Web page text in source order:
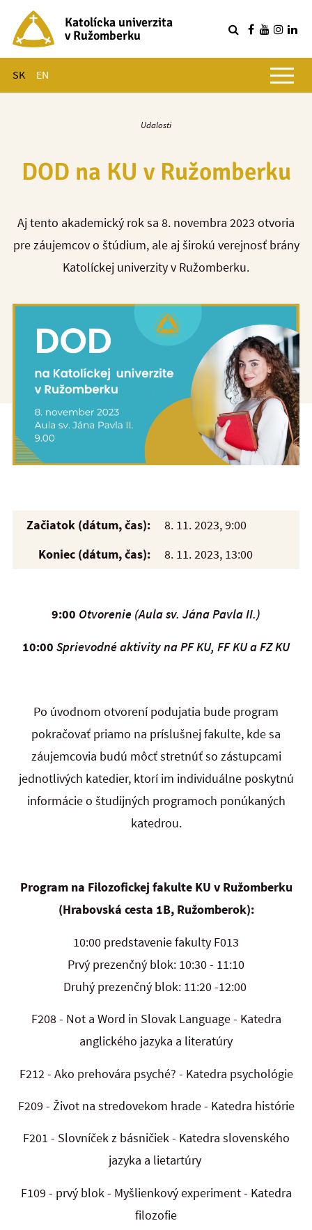
Katolícka univerzita
v Ružomberku
SK EN
Hlavné menu
Udalosti
DOD na KU v Ružomberku
Aj tento akademický rok sa 8. novembra 2023 otvoria
pre záujemcov o štúdium, ale aj širokú verejnosť brány
Katolíckej univerzity v Ružomberku.
Začiatok (dátum, čas):
8. 11. 2023, 9:00
Koniec (dátum, čas):
8. 11. 2023, 13:00
9:00 Otvorenie (Aula sv. Jána Pavla II.)
10:00 Sprievodné aktivity na PF KU, FF KU a FZ KU
Po úvodnom otvorení podujatia bude program
pokračovať priamo na príslušnej fakulte, kde sa
záujemcovia budú môcť stretnúť so zástupcami
jednotlivých katedier, ktorí im individuálne poskytnú
informácie o študijných programoch ponúkaných
katedrou.
Program na Filozofickej fakulte KU v Ružomberku
(Hrabovská cesta 1B, Ružomberok):
10:00 predstavenie fakulty F013
Prvý prezenčný blok: 10:30 - 11:10
Druhý prezenčný blok: 11:20 -12:00
F208 - Not a Word in Slovak Language - Katedra
anglického jazyka a literatúry
F212 - Ako prehovára psyché? - Katedra psychológie
F209 - Život na stredovekom hrade - Katedra histórie
F201 - Slovníček z básničiek - Katedra slovenského
jazyka a lietartúry
F109 - prvý blok - Myšlienkový experiment - Katedra
filozofie